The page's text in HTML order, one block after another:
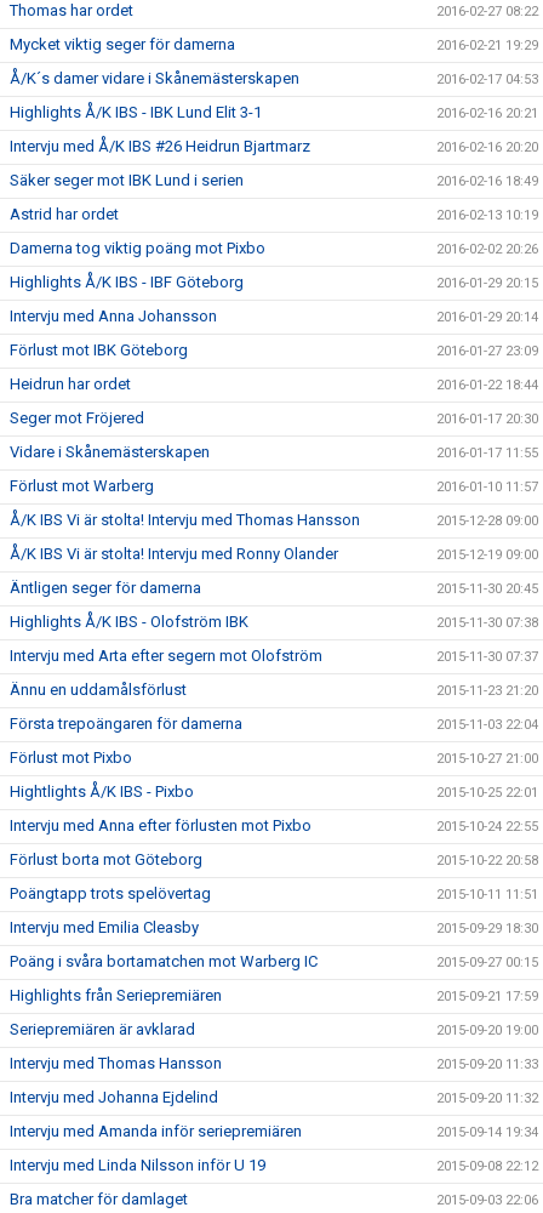
Thomas har ordet 2016-02-27 08:22
Mycket viktig seger för damerna 2016-02-21 19:29
Å/K´s damer vidare i Skånemästerskapen 2016-02-17 04:53
Highlights Å/K IBS - IBK Lund Elit 3-1 2016-02-16 20:21
Intervju med Å/K IBS #26 Heidrun Bjartmarz 2016-02-16 20:20
Säker seger mot IBK Lund i serien 2016-02-16 18:49
Astrid har ordet 2016-02-13 10:19
Damerna tog viktig poäng mot Pixbo 2016-02-02 20:26
Highlights Å/K IBS - IBF Göteborg 2016-01-29 20:15
Intervju med Anna Johansson 2016-01-29 20:14
Förlust mot IBK Göteborg 2016-01-27 23:09
Heidrun har ordet 2016-01-22 18:44
Seger mot Fröjered 2016-01-17 20:30
Vidare i Skånemästerskapen 2016-01-17 11:55
Förlust mot Warberg 2016-01-10 11:57
Å/K IBS Vi är stolta! Intervju med Thomas Hansson 2015-12-28 09:00
Å/K IBS Vi är stolta! Intervju med Ronny Olander 2015-12-19 09:00
Äntligen seger för damerna 2015-11-30 20:45
Highlights Å/K IBS - Olofström IBK 2015-11-30 07:38
Intervju med Arta efter segern mot Olofström 2015-11-30 07:37
Ännu en uddamålsförlust 2015-11-23 21:20
Första trepoängaren för damerna 2015-11-03 22:04
Förlust mot Pixbo 2015-10-27 21:00
Hightlights Å/K IBS - Pixbo 2015-10-25 22:01
Intervju med Anna efter förlusten mot Pixbo 2015-10-24 22:55
Förlust borta mot Göteborg 2015-10-22 20:58
Poängtapp trots spelövertag 2015-10-11 11:51
Intervju med Emilia Cleasby 2015-09-29 18:30
Poäng i svåra bortamatchen mot Warberg IC 2015-09-27 00:15
Highlights från Seriepremiären 2015-09-21 17:59
Seriepremiären är avklarad 2015-09-20 19:00
Intervju med Thomas Hansson 2015-09-20 11:33
Intervju med Johanna Ejdelind 2015-09-20 11:32
Intervju med Amanda inför seriepremiären 2015-09-14 19:34
Intervju med Linda Nilsson inför U 19 2015-09-08 22:12
Bra matcher för damlaget 2015-09-03 22:06